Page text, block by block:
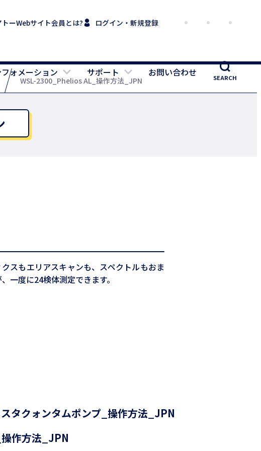
トーWebサイト会員とは? ログイン・新規登録
ォメーション サポート お問い合わせ SEARCH
WSL-2300_Phelios AL_操作方法_JPN
スもエリアスキャンも、スペクトルもおま
一度に24検体測定できます。
タクォンタムポンプ_操作方法_JPN
作方法_JPN